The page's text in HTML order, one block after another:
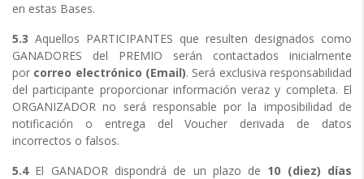
en estas Bases.
5.3 Aquellos PARTICIPANTES que resulten designados como
GANADORES del PREMIO serán contactados inicialmente
por correo electrónico (Email). Será exclusiva responsabilidad
del participante proporcionar información veraz y completa. El
ORGANIZADOR no será responsable por la imposibilidad de
notificación o entrega del Voucher derivada de datos
incorrectos o falsos.
5.4El GANADOR dispondrá de un plazo de 10 (diez) días